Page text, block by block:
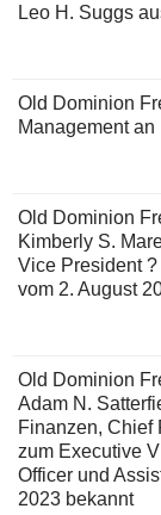
Leo H. Suggs
Old Dominion
Management an
Old Dominion
Kimberly S.
Vice President
vom 2. August
Old Dominion
Adam N.
Finanzen, Chief
zum Executive
Officer und
2023 bekannt